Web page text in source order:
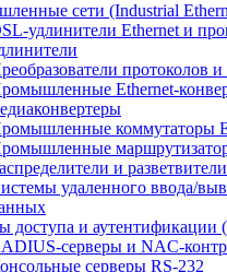
сети (Industrial
удлинители Ethernet и
протоколов
Ethernet-
коммутаторы
и
удаленного ввода/
доступа и
серверы и NAC-
серверы RS-232